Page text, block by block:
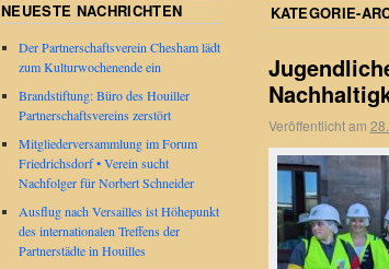
KATEGORIE-
Veröffentlicht am
NEUESTE NACHRICHTEN
Der Partnerschaftsverein Chesham lädt
zum Kulturwochenende ein
Brandstiftung: Büro des Houiller
Partnerschaftsvereins zerstört
Mitgliederversammlung im Forum
Friedrichsdorf • Verein sucht
Nachfolger für Norbert Schneider
Ausflug nach Versailles ist Höhepunkt
des internationalen Treffens der
Partnerstädte in Houilles